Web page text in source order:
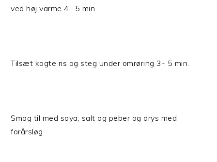
ved høj varme 4- 5 min
Tilsæt kogte ris og steg under omrøring 3- 5 min.
Smag til med soya, salt og peber og drys med
forårsløg